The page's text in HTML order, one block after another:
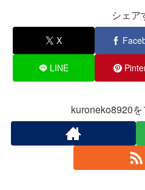
シェア
X
LINE
kuroneko8920